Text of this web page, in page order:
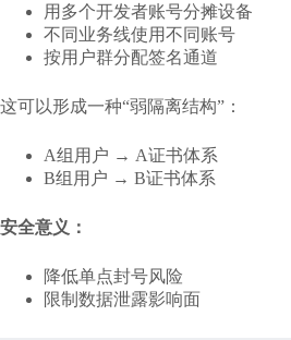
用多个开发者账号分摊设备
不同业务线使用不同账号
按用户群分配签名通道
这可以形成一种“弱隔离结构”：
A组用户 → A证书体系
B组用户 → B证书体系
安全意义：
降低单点封号风险
限制数据泄露影响面